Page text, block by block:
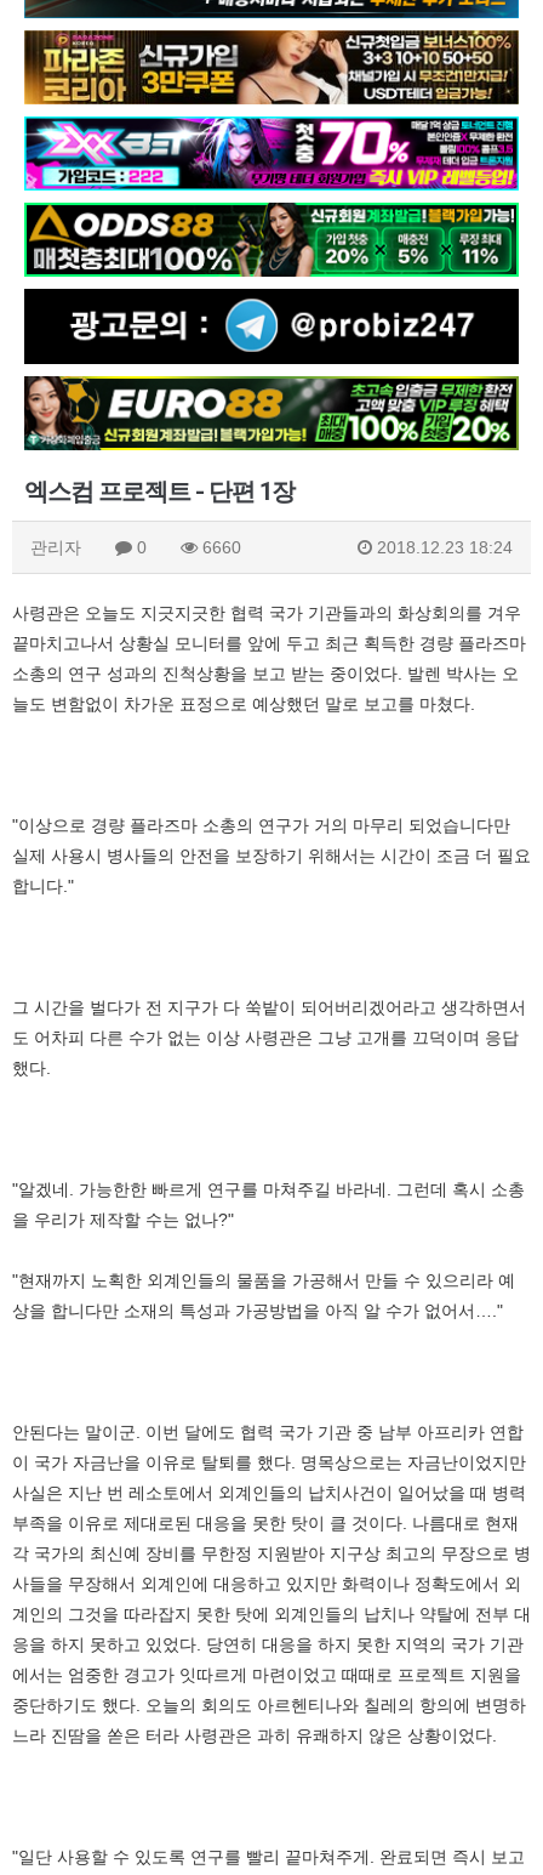
엑스컴 프로젝트 - 단편 1장
관리자 0 6660 2018.12.23 18:24
사령관은 오늘도 지긋지긋한 협력 국가 기관들과의 화상회의를 겨우
끝마치고나서 상황실 모니터를 앞에 두고 최근 획득한 경량 플라즈마
소총의 연구 성과의 진척상황을 보고 받는 중이었다. 발렌 박사는 오
늘도 변함없이 차가운 표정으로 예상했던 말로 보고를 마쳤다.
"이상으로 경량 플라즈마 소총의 연구가 거의 마무리 되었습니다만
실제 사용시 병사들의 안전을 보장하기 위해서는 시간이 조금 더 필요
합니다."
그 시간을 벌다가 전 지구가 다 쑥밭이 되어버리겠어라고 생각하면서
도 어차피 다른 수가 없는 이상 사령관은 그냥 고개를 끄덕이며 응답
했다.
"알겠네. 가능한한 빠르게 연구를 마쳐주길 바라네. 그런데 혹시 소총
을 우리가 제작할 수는 없나?"
"현재까지 노획한 외계인들의 물품을 가공해서 만들 수 있으리라 예
상을 합니다만 소재의 특성과 가공방법을 아직 알 수가 없어서…."
안된다는 말이군. 이번 달에도 협력 국가 기관 중 남부 아프리카 연합
이 국가 자금난을 이유로 탈퇴를 했다. 명목상으로는 자금난이었지만
사실은 지난 번 레소토에서 외계인들의 납치사건이 일어났을 때 병력
부족을 이유로 제대로된 대응을 못한 탓이 클 것이다. 나름대로 현재
각 국가의 최신예 장비를 무한정 지원받아 지구상 최고의 무장으로 병
사들을 무장해서 외계인에 대응하고 있지만 화력이나 정확도에서 외
계인의 그것을 따라잡지 못한 탓에 외계인들의 납치나 약탈에 전부 대
응을 하지 못하고 있었다. 당연히 대응을 하지 못한 지역의 국가 기관
에서는 엄중한 경고가 잇따르게 마련이었고 때때로 프로젝트 지원을
중단하기도 했다. 오늘의 회의도 아르헨티나와 칠레의 항의에 변명하
느라 진땀을 쏟은 터라 사령관은 과히 유쾌하지 않은 상황이었다.
"일단 사용할 수 있도록 연구를 빨리 끝마쳐주게. 완료되면 즉시 보고